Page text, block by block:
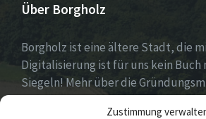
Zustimmung
Über Borgholz
Borgholz ist eine ältere Stadt, die
Digitalisierung ist für uns kein Buch
Siegeln! Mehr über die
gibt es unterDorfwerkstattund